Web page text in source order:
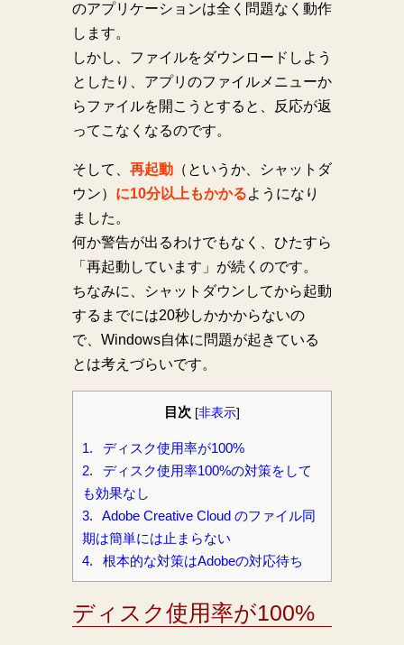
のアプリケーションは全く問題なく動作
します。
しかし、ファイルをダウンロードしよう
としたり、アプリのファイルメニューか
らファイルを開こうとすると、反応が返
ってこなくなるのです。
そして、 再起動（というか、シャットダ
ウン） に10分以上もかかるようになり
ました。
何か警告が出るわけでもなく、ひたすら
「再起動しています」が続くのです。
ちなみに、シャットダウンしてから起動
するまでには20秒しかかからないの
で、Windows自体に問題が起きている
とは考えづらいです。
目次 [非表示]
1.
ディスク使用率が100%
2.
ディスク使用率100%の対策をして
も効果なし
3.
Adobe Creative Cloud のファイル同
期は簡単には止まらない
4.
根本的な対策はAdobeの対応待ち
ディスク使用率が100%